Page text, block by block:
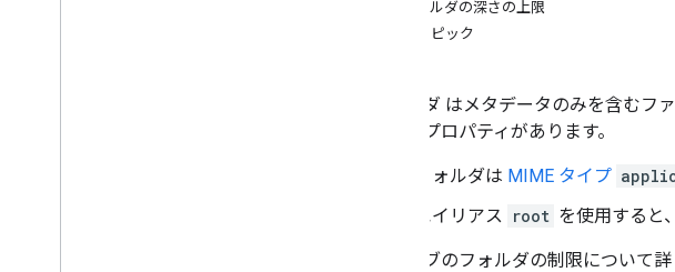
フォルダの深さの上限
関連トピック
フォルダ はメタデータのみを含むフ
は次のプロパティがあります。
フォルダは MIME タイプ
エイリアス root を使用すると
ドライブのフォルダの制限について詳